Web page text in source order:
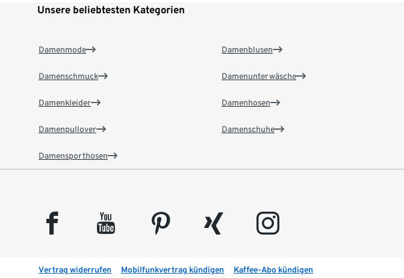
Unsere beliebtesten Kategorien
Damenmode
Damenschmuck
Damenkleider
Damenpullover
Damensporthosen
Damenblusen
Damenunterwäsche
Damenhosen
Damenschuhe
facebook youtube pinterest xing instagram
Vertrag widerrufen Mobilfunkvertrag kündigen Kaffee-Abo kündigen